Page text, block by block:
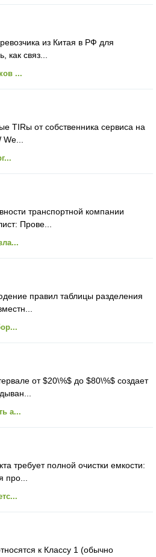
из Китая в РФ для
связ...
...
TIRы от собственника сервиса на
транспортной компании
Прове...
правил таблицы разделения
от $20\%$ до $80\%$ создает
а...
требует полной очистки емкости:
про...
к Классу 1 (обычно